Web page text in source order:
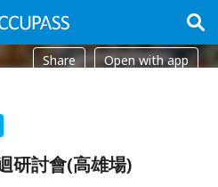
Share Open with app
研討會(高雄場)